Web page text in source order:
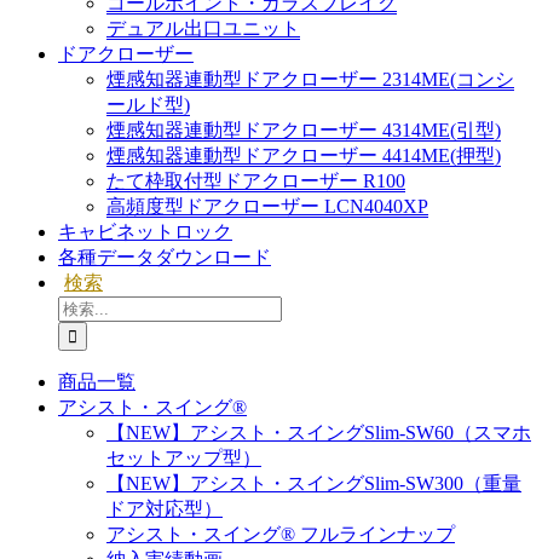
デュアル出口ユニット
ドアクローザー
煙感知器連動型ドアクローザー 2314ME(コンシ
ールド型)
煙感知器連動型ドアクローザー 4314ME(引型)
煙感知器連動型ドアクローザー 4414ME(押型)
たて枠取付型ドアクローザー R100
高頻度型ドアクローザー LCN4040XP
キャビネットロック
各種データダウンロード
検索
検
索
…
商品一覧
アシスト・スイング®
【NEW】アシスト・スイングSlim-SW60（スマホ
セットアップ型）
【NEW】アシスト・スイングSlim-SW300（重量
ドア対応型）
アシスト・スイング® フルラインナップ